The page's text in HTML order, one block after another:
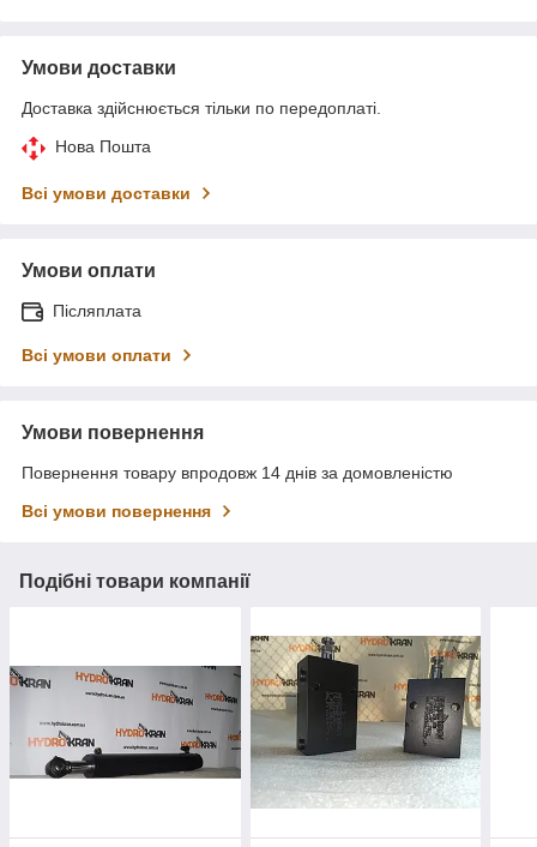
Умови доставки
Доставка здійснюється тільки по передоплаті.
Нова Пошта
Всі умови доставки
Умови оплати
Післяплата
Всі умови оплати
Умови повернення
Повернення товару впродовж 14 днів за домовленістю
Всі умови повернення
Подібні товари компанії